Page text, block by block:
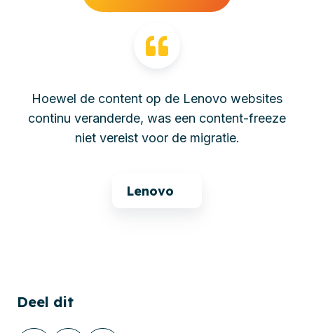
Hoewel de content op de Lenovo websites
continu veranderde, was een content-freeze
niet vereist voor de migratie.
Lenovo
Deel dit